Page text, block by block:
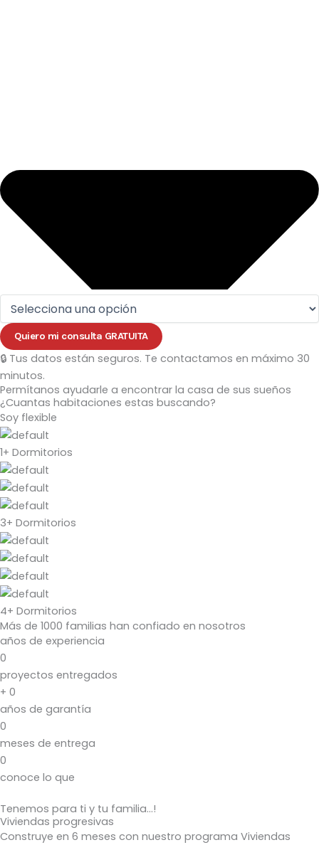
Quiero mi consulta GRATUITA
🔒 Tus datos están seguros. Te contactamos en máximo 30
minutos.
Permítanos ayudarle a encontrar la casa de sus sueños
¿Cuantas habitaciones estas buscando?
Soy flexible
1+ Dormitorios
3+ Dormitorios
4+ Dormitorios
Más de 1000 familias han confiado en nosotros
años de experiencia
0
proyectos entregados
+ 0
años de garantía
0
meses de entrega
0
conoce lo que
Tenemos para ti y tu familia...!
Viviendas progresivas
Construye en 6 meses con nuestro programa Viviendas